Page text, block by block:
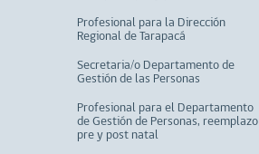
Profesional para la Dirección
Regional de Tarapacá
Secretaria/o Departamento de
Gestión de las Personas
Profesional para el Departamento
de Gestión de Personas, reemplazo
pre y post natal